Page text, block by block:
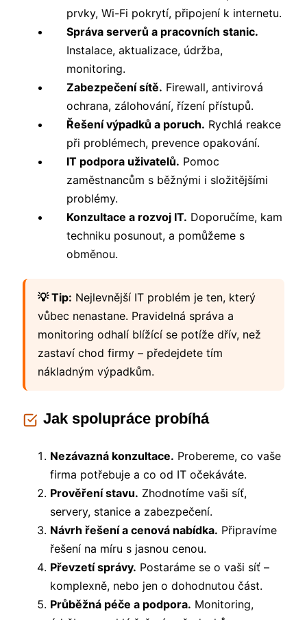
prvky, Wi-Fi pokrytí, připojení k internetu.
Správa serverů a pracovních stanic.
Instalace, aktualizace, údržba,
monitoring.
Zabezpečení sítě. Firewall, antivirová
ochrana, zálohování, řízení přístupů.
Řešení výpadků a poruch. Rychlá reakce
při problémech, prevence opakování.
IT podpora uživatelů. Pomoc
zaměstnancům s běžnými i složitějšími
problémy.
Konzultace a rozvoj IT. Doporučíme, kam
techniku posunout, a pomůžeme s
obměnou.
💡 Tip: Nejlevnější IT problém je ten, který
vůbec nenastane. Pravidelná správa a
monitoring odhalí blížící se potíže dřív, než
zastaví chod firmy – předejdete tím
nákladným výpadkům.
Jak spolupráce probíhá
Nezávazná konzultace. Probereme, co vaše
firma potřebuje a co od IT očekáváte.
Prověření stavu. Zhodnotíme vaši síť,
servery, stanice a zabezpečení.
Návrh řešení a cenová nabídka. Připravíme
řešení na míru s jasnou cenou.
Převzetí správy. Postaráme se o vaši síť –
komplexně, nebo jen o dohodnutou část.
Průběžná péče a podpora. Monitoring,